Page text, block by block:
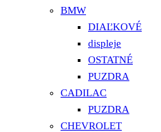
BMW
DIAĽKOVÉ
displeje
OSTATNÉ
PUZDRA
CADILAC
PUZDRA
CHEVROLET